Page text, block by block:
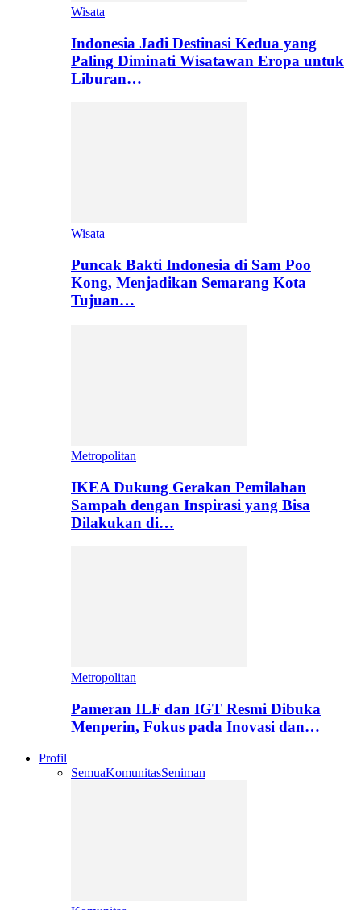
Wisata
Indonesia Jadi Destinasi Kedua yang
Paling Diminati Wisatawan Eropa untuk
Liburan…
Wisata
Puncak Bakti Indonesia di Sam Poo
Kong, Menjadikan Semarang Kota
Tujuan…
Metropolitan
IKEA Dukung Gerakan Pemilahan
Sampah dengan Inspirasi yang Bisa
Dilakukan di…
Metropolitan
Pameran ILF dan IGT Resmi Dibuka
Menperin, Fokus pada Inovasi dan…
Profil
SemuaKomunitasSeniman